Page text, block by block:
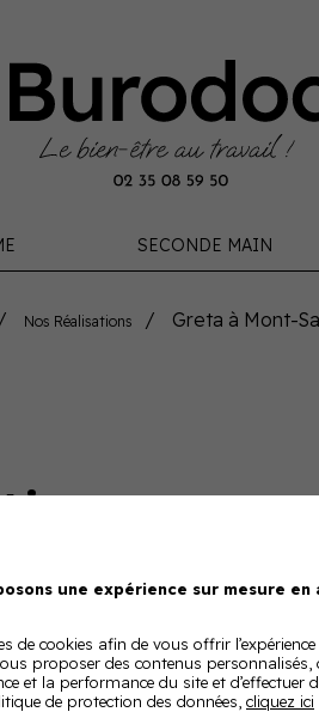
SECONDE MAIN
Nos Réalisations Greta à Mont-
au centre de formation Greta à
une expérience sur mesure
de cookies afin de vous offrir
proposer des contenus
et la performance du site et d’effectuer
de protection des données, cliquez ici